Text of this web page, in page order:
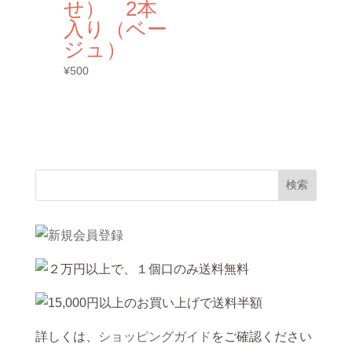
せ） 2本
入り（ベー
ジュ）
¥500
詳しくは、 ショッピングガイド をご確認ください